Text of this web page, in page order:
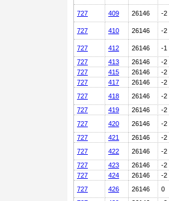
727 409 26146 -2
727 410 26146 -2
727 412 26146
-1
727
413 26146
-2
727
415 26146
-2
727
417 26146
-2
727
418 26146
-2
727
419 26146
-2
727
420 26146
-2
727
421 26146
-2
727
422 26146
-2
727
423 26146
-2
727
424 26146
-2
727
426 26146
0